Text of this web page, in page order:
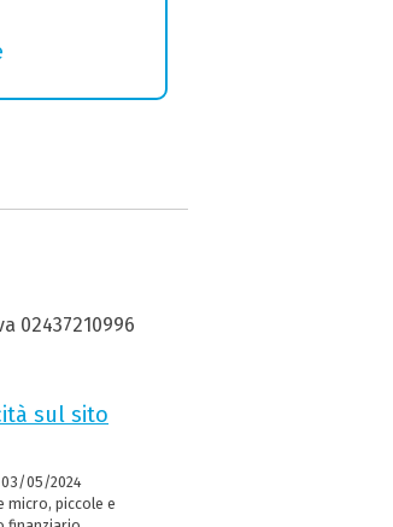
02437210996
sul sito
03/05/2024
micro, piccole e